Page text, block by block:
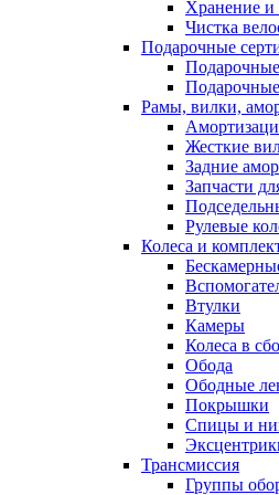
Хранение и
Чистка
Подарочные
Рамы, вилки,
Жесткие
Задние
Запчасти
Рулевые
Колеса и
Втулки
Камеры
Колеса в
Обода
Ободные
Покрышки
Спицы и
Трансмиссия
Группы